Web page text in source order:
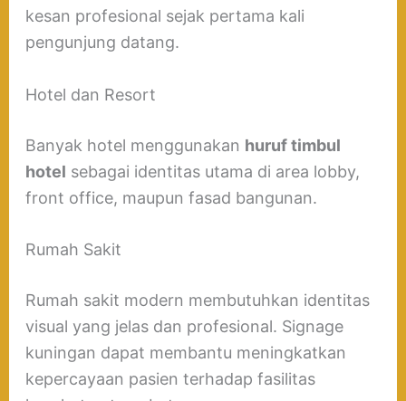
kesan profesional sejak pertama kali
pengunjung datang.
Hotel dan Resort
Banyak hotel menggunakan huruf timbul
hotel sebagai identitas utama di area lobby,
front office, maupun fasad bangunan.
Rumah Sakit
Rumah sakit modern membutuhkan identitas
visual yang jelas dan profesional. Signage
kuningan dapat membantu meningkatkan
kepercayaan pasien terhadap fasilitas